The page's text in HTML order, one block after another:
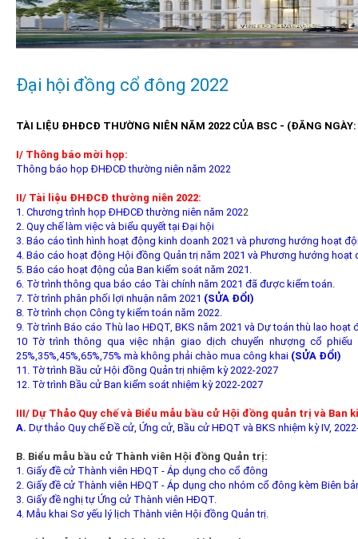
Đại hội đồng cổ đông 2022
TÀI LIỆU ĐHĐCĐ THƯỜNG NIÊN NĂM 2022 CỦA BSC - (ĐĂNG
I/ Thông báo mời họp:
Thông báo họp ĐHĐCĐ thường niên năm 2022
II/ Tài liệu ĐHĐCĐ thường niên 2022:
1. Chương trình họp ĐHĐCĐ thường niên năm 2022
2. Quy chế làm việc và biểu quyết tại Đại hội
3. Báo cáo tình hình hoạt động kinh doanh 2021 và phương hướng hoạt
4. Báo cáo hoạt động Hội đồng Quản trị năm 2021 và Phương hướng hoạt
5. Báo cáo hoạt động của Ban kiểm soát năm 2021.
6. Tờ trình thông qua báo cáo Tài chính năm 2021 đã được kiểm toán.
7. Tờ trình phân phối lợi nhuận năm 2021 (SỬA ĐỔI)
8. Tờ trình chọn Công ty kiểm toán năm 2022.
9. Tờ trình Báo cáo Thù lao HĐQT, BKS năm 2021 và Dự toán thù lao hoạt
10 Tờ trình thông qua việc nhận giao dịch chuyển nhượng cổ
25%,35%,45%,65%,75% mà không phải chào mua công khai (SỬA ĐỔI)
11. Tờ trình Bầu cử Hội đồng Quản trị nhiệm kỳ 2022-2027
12. Tờ trình Bầu cử Ban kiểm soát nhiệm kỳ 2022-2027
III/ Dự Thảo Quy chế và Biểu mẫu bầu cử Hội đồng quản trị và Ban
A. Dự thảo Quy chế Đề cử, Ứng cử, Bầu cử HĐQT và BKS nhiệm kỳ IV,
B. Biểu mẫu bầu cử Thành viên Hội đồng Quản trị:
1. Giấy đề cử Thành viên HĐQT - Áp dụng cho cổ đông
2. Giấy đề cử Thành viên HĐQT - Áp dụng cho nhóm cổ đông kèm Biên
3. Giấy đề nghị tự Ứng cử Thành viên HĐQT.
4. Mẫu khai Sơ yếu lý lịch Thành viên Hội đồng Quản trị.